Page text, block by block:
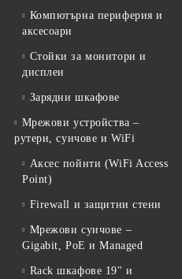
Компютърна периферия и
аксесоари
Стойки за монитори и
дисплеи
Зарядни шкафове
Мрежови устройства –
рутери, суичове и WiFi
Аксес пойнти (WiFi Access
Point)
Firewall и защитни стени
Мрежови суичове –
Gigabit, PoE и Managed
Rack шкафове 19" и